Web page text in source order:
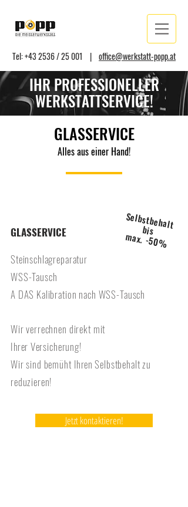
Tel: +43 2536 / 25 001 | office@werkstatt-popp.at
IHR PROFESSIONELLER
WERKSTATTSERVICE!
GLASSERVICE
Alles aus einer Hand!
GLASSERVICE
Steinschlagreparatur
WSS-Tausch
A DAS Kalibration nach WSS-Tausch
Wir verrechnen direkt mit
Ihrer Versicherung!
Wir sind bemüht Ihren Selbstbehalt zu
reduzieren!
Selbstbehalt
bis
max. -50%
Jetzt kontaktieren!